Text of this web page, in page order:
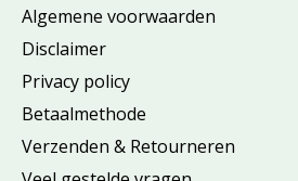
Algemene voorwaarden
Disclaimer
Privacy policy
Betaalmethode
Verzenden & Retourneren